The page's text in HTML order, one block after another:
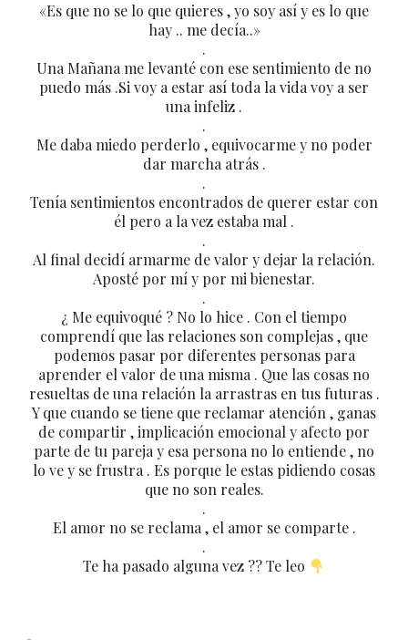
«Es que no se lo que quieres , yo soy así y es lo que
hay .. me decía..»
.
Una Mañana me levanté con ese sentimiento de no
puedo más .Si voy a estar así toda la vida voy a ser
una infeliz .
.
Me daba miedo perderlo , equivocarme y no poder
dar marcha atrás .
.
Tenía sentimientos encontrados de querer estar con
él pero a la vez estaba mal .
.
Al final decidí armarme de valor y dejar la relación.
Aposté por mí y por mi bienestar.
.
¿ Me equivoqué ? No lo hice . Con el tiempo
comprendí que las relaciones son complejas , que
podemos pasar por diferentes personas para
aprender el valor de una misma . Que las cosas no
resueltas de una relación la arrastras en tus futuras .
Y que cuando se tiene que reclamar atención , ganas
de compartir , implicación emocional y afecto por
parte de tu pareja y esa persona no lo entiende , no
lo ve y se frustra . Es porque le estas pidiendo cosas
que no son reales.
.
El amor no se reclama , el amor se comparte .
.
Te ha pasado alguna vez ?? Te leo